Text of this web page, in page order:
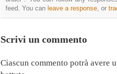
feed. You can leave a response, or
Scrivi un commento
Ciascun commento potrà avere